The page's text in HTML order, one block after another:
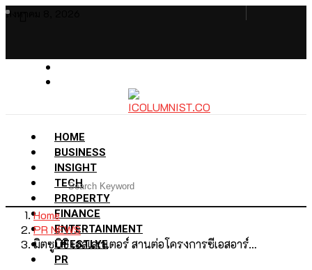
สิงหาคม 8, 2026
HOME
BUSINESS
INSIGHT
TECH
PROPERTY
FINANCE
ENTERTAINMENT
LIFESTLYE
PR
Home
PR NEWS
มิตซูบิชิ เอลเลเวเตอร์ สานต่อโครงการซีเอสอาร์…